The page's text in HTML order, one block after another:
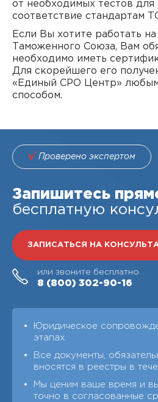
от необходимых тестов для
соответствие стандартам
Если Вы хотите работать
Таможенного Союза, Вам
необходимо иметь
Для скорейшего его
«Единый СРО Центр»
способом.
Проверено экспертом
Запишитесь
бесплатную
ЗАПИСАТЬСЯ НА
или звоните бесплатно
8 (800) 302-90-16
Юридическое
этапах
Все документы,
вносятся в реестры в
Мы ценим ваше время и
точно в согласованные